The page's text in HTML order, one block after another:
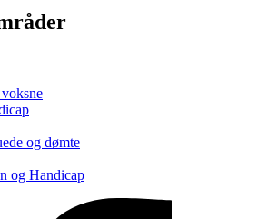
og dømte
og Handicap